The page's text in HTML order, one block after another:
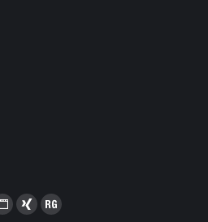
Website
XINGResearchGate